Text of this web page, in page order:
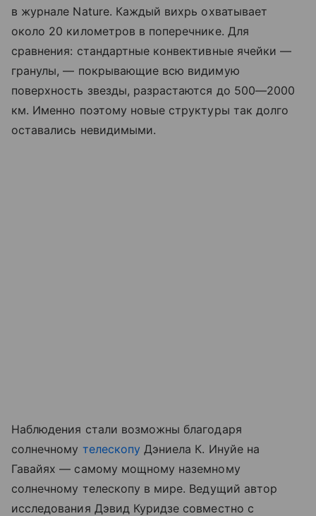
в журнале Nature. Каждый вихрь охватывает
около 20 километров в поперечнике. Для
сравнения: стандартные конвективные ячейки —
гранулы, — покрывающие всю видимую
поверхность звезды, разрастаются до 500—2000
км. Именно поэтому новые структуры так долго
оставались невидимыми.
Наблюдения стали возможны благодаря
солнечному телескопу Дэниела К. Инуйе на
Гавайях — самому мощному наземному
солнечному телескопу в мире. Ведущий автор
исследования Дэвид Куридзе совместно с